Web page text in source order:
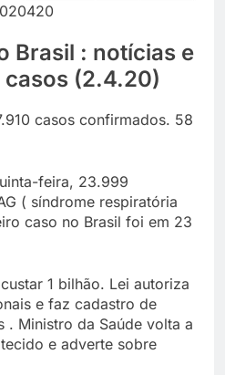
Brasil : notícias e
(2.4.20)
casos confirmados. 58
feira, 23.999
( síndrome respiratória
caso no Brasil foi em 23
1 bilhão. Lei autoriza
e faz cadastro de
. Ministro da Saúde volta a
e adverte sobre